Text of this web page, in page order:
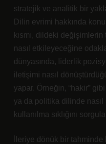
stratejik ve analitik bir
Dilin evrimi hakkında
kısmı, dildeki değişimlerin
nasıl etkileyeceğine
dünyasında, liderlik
iletişimi nasıl
yapar. Örneğin, “hakir”
ya da politika dilinde
kullanılma sıklığını
İleriye dönük bir